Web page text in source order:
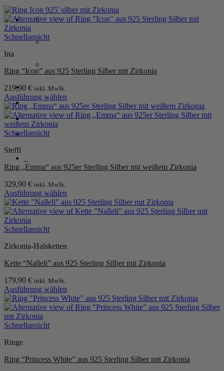
Anmelden / Registrieren
Warenkorb /0,00€ 0
Schnellansicht
Ina
Ring “Icon” aus 925 Sterling Silber mit Zirkonia
219,90 € inkl. MwSt.
Ausführung wählen
Dieses
Produkt
weist
mehrere
auf.
Optionen
auf
der
Produktseite
gewählt
werden
Schnellansicht
Steffi
Ring „Emma“ aus 925er Sterling Silber mit weißem Zirkonia
329,90 € inkl. MwSt.
Ausführung wählen
Dieses
Produkt
weist
mehrere
auf.
Optionen
auf
der
Produktseite
gewählt
werden
Schnellansicht
Zirkonia-Halsketten
Kette “Nalleli” aus 925 Sterling Silber mit Zirkonia
179,90 € inkl. MwSt.
Ausführung wählen
Dieses
Produkt
weist
mehrere
auf.
Optionen
Schnellansicht
Ringe
Ring “Princess White” aus 925 Sterling Silber mit Zirkonia